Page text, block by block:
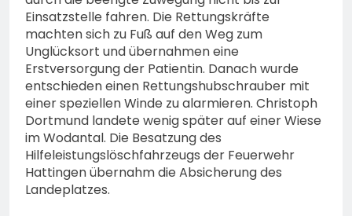
Einsatzstelle fahren. Die Rettungskräfte
machten sich zu Fuß auf den Weg zum
Unglücksort und übernahmen eine
Erstversorgung der Patientin. Danach wurde
entschieden einen Rettungshubschrauber mit
einer speziellen Winde zu alarmieren. Christoph
Dortmund landete wenig später auf einer Wiese
im Wodantal. Die Besatzung des
Hilfeleistungslöschfahrzeugs der Feuerwehr
Hattingen übernahm die Absicherung des
Landeplatzes.